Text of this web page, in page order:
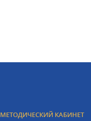
МЕТОДИЧЕСКИЙ КАБИНЕТ